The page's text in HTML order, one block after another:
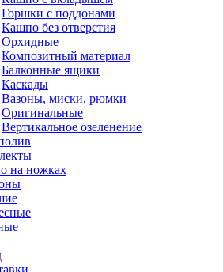
Горшки с поддонами
Кашпо без отверстия
Орхидные
Композитный материал
Балконные ящики
Каскады
Вазоны, миски, рюмки
Оригинальные
Вертикальное озеленение
на ножках